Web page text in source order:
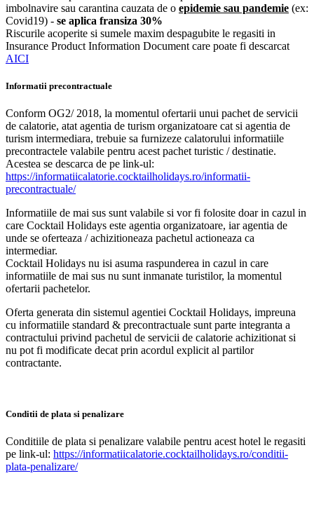
imbolnavire sau carantina cauzata de o epidemie sau pandemie (ex:
Covid19) - se aplica fransiza 30%
Riscurile acoperite si sumele maxim despagubite le regasiti in
Insurance Product Information Document care poate fi descarcat
AICI
Informatii precontractuale
Conform OG2/ 2018, la momentul ofertarii unui pachet de servicii
de calatorie, atat agentia de turism organizatoare cat si agentia de
turism intermediara, trebuie sa furnizeze calatorului informatiile
precontractele valabile pentru acest pachet turistic / destinatie.
Acestea se descarca de pe link-ul:
https://informatiicalatorie.cocktailholidays.ro/informatii-
precontractuale/
Informatiile de mai sus sunt valabile si vor fi folosite doar in cazul in
care Cocktail Holidays este agentia organizatoare, iar agentia de
unde se oferteaza / achizitioneaza pachetul actioneaza ca
intermediar.
Cocktail Holidays nu isi asuma raspunderea in cazul in care
informatiile de mai sus nu sunt inmanate turistilor, la momentul
ofertarii pachetelor.
Oferta generata din sistemul agentiei Cocktail Holidays, impreuna
cu informatiile standard & precontractuale sunt parte integranta a
contractului privind pachetul de servicii de calatorie achizitionat si
nu pot fi modificate decat prin acordul explicit al partilor
contractante.
Conditii de plata si penalizare
Conditiile de plata si penalizare valabile pentru acest hotel le regasiti
pe link-ul: https://informatiicalatorie.cocktailholidays.ro/conditii-
plata-penalizare/